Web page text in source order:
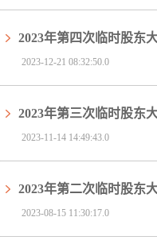
2023年第四次临时股东
2023-12-21 08:32:50.0
2023年第三次临时股东
2023-11-14 14:49:43.0
2023年第二次临时股东
2023-08-15 11:30:17.0